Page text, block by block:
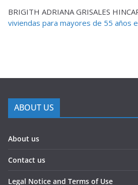
BRIGITH ADRIANA GRISALES
viviendas para mayores de 55 años
ABOUT US
About us
Contact us
Legal Notice and Terms of Use